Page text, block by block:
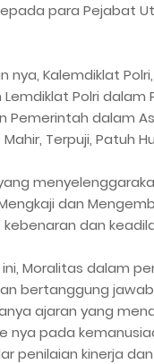
para Pejabat
Kalemdiklat
Lemdiklat Polri
Pemerintah dalam
Terpuji, Patuh
dan
dan
Moralitas dalam
bertanggung
ajaran yang
nya pada
penilaian kinerja